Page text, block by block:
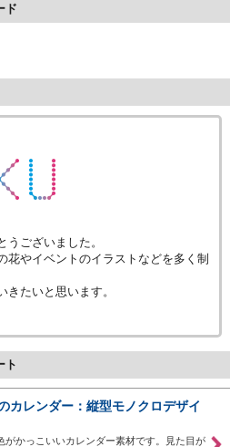
ド
うございました。
花やイベントのイラストなどを多く制
たいと思います。
ト
カレンダー：縦型モノクロデザイ
がかっこいいカレンダー素材です。見た目が